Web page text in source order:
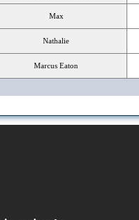
Max
Nathalie
Marcus Eaton